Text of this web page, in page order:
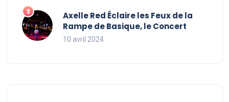
Axelle Red Éclaire les Feux de la
Rampe de Basique, le Concert
10 avril 2024